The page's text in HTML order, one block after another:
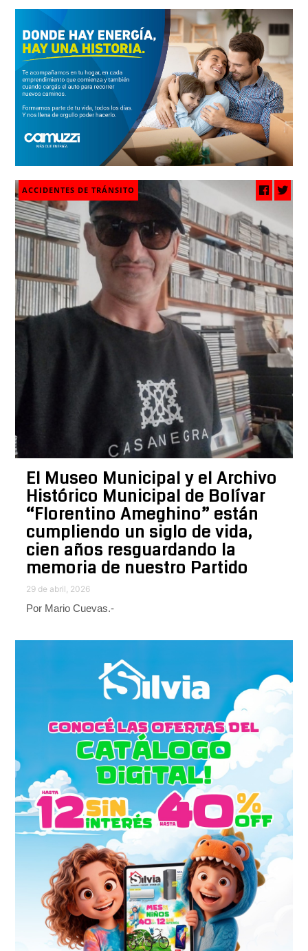
ACCIDENTES DE TRÁNSITO
El Museo Municipal y el Archivo
Histórico Municipal de Bolívar
“Florentino Ameghino” están
cumpliendo un siglo de vida,
cien años resguardando la
memoria de nuestro Partido
29 de abril, 2026
Por Mario Cuevas.-